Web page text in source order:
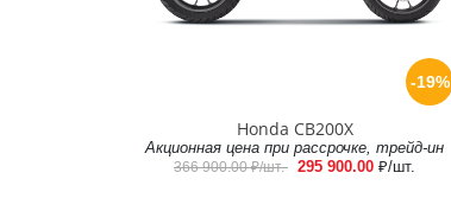
-19%
Honda CB200X
Акционная цена при рассрочке, трейд-ин
366 900.00₽/шт. 295 900.00 ₽/шт.